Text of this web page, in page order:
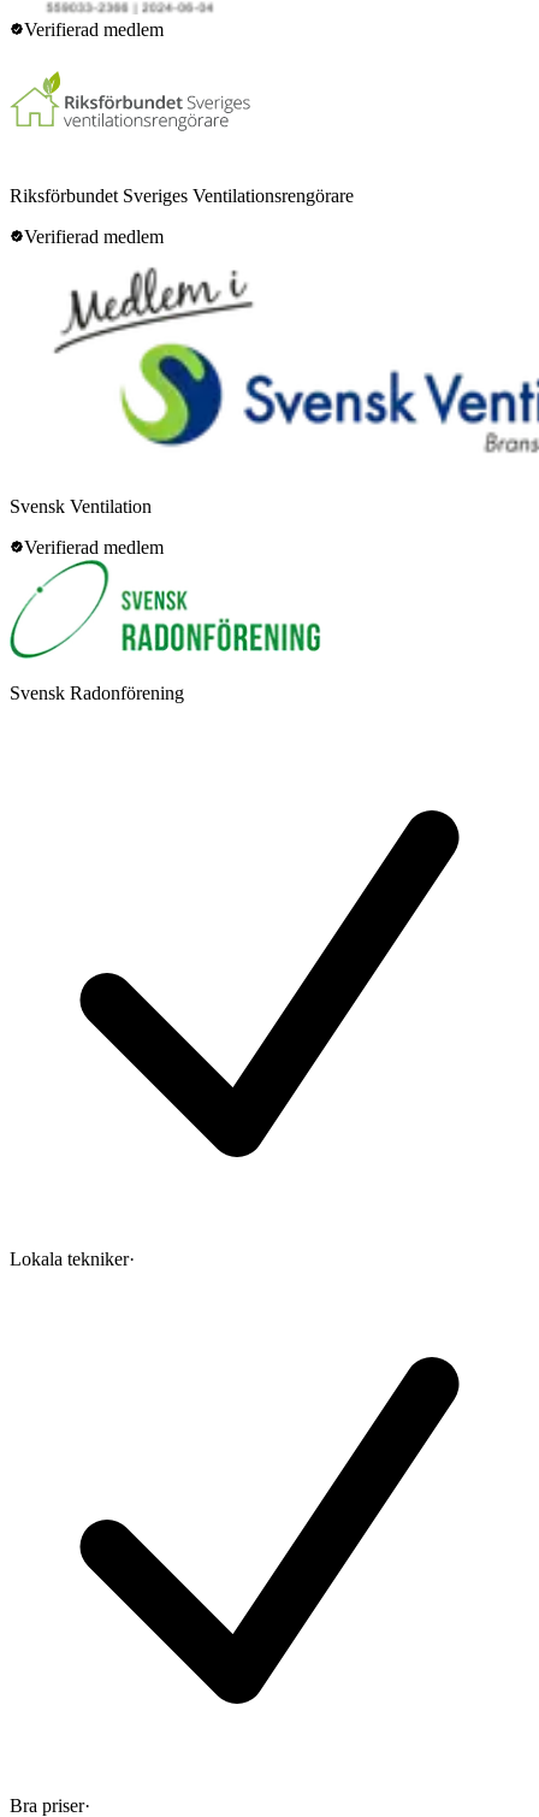
Verifierad medlem
Riksförbundet Sveriges Ventilationsrengörare
Verifierad medlem
Svensk Ventilation
Verifierad medlem
Svensk Radonförening
Lokala tekniker·
Bra priser·